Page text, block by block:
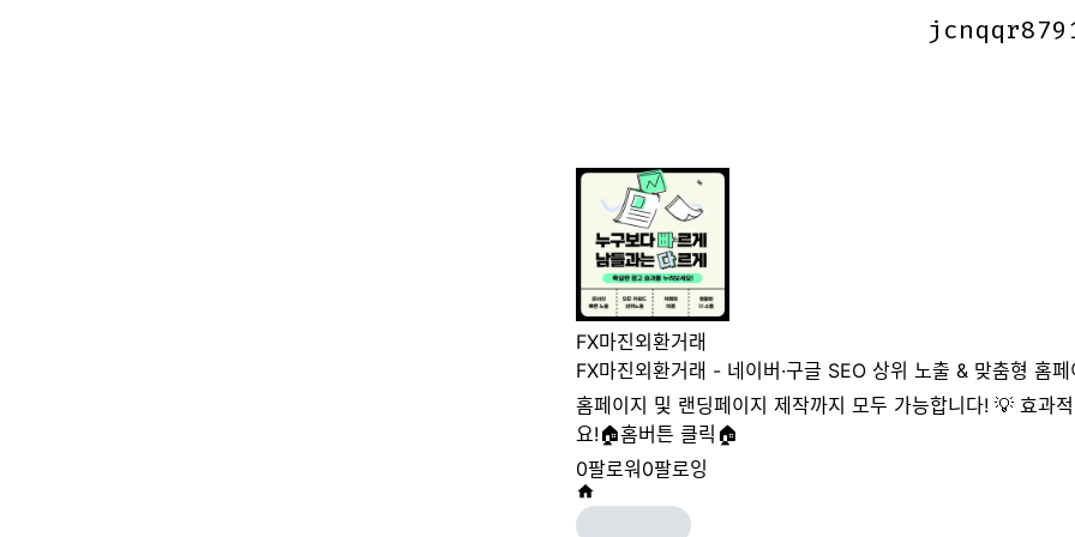
FX마진외환거래
FX마진외환거래 - 네이버·구글 SEO 상위 노출 & 맞춤형 홈
홈페이지 및 랜딩페이지 제작까지 모두 가능합니다! 💡 효과
요!🏠홈버튼 클릭🏠
0팔로워 0팔로잉